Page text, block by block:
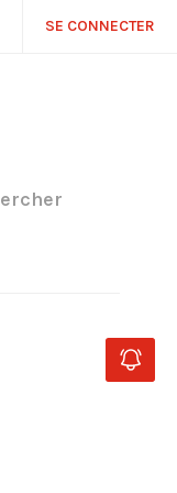
SE CONNECTER